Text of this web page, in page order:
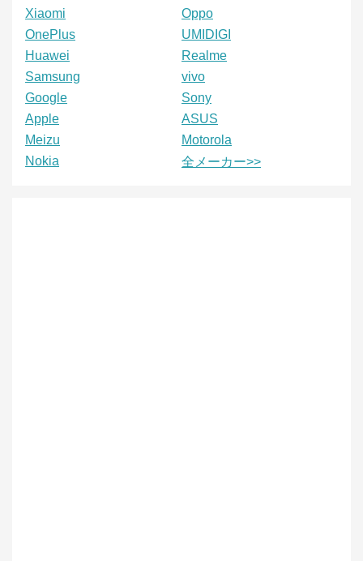
Xiaomi
Oppo
OnePlus
UMIDIGI
Huawei
Realme
Samsung
vivo
Google
Sony
Apple
ASUS
Meizu
Motorola
Nokia
全メーカー>>